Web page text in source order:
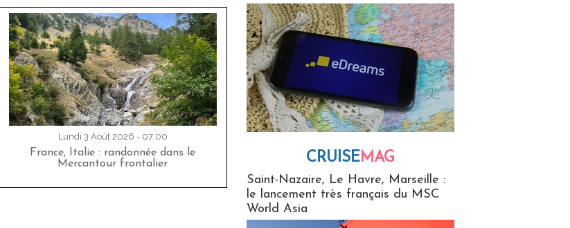
Lundi 3 Août 2026 - 07:00
France, Italie : randonnée dans le
Mercantour frontalier
CRUISEMAG
Saint-Nazaire, Le Havre, Marseille :
le lancement très français du MSC
World Asia